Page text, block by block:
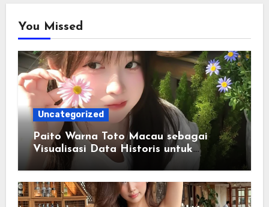
You Missed
Uncategorized
Paito Warna Toto Macau sebagai
Visualisasi Data Historis untuk
Memahami Informasi Secara Lebih